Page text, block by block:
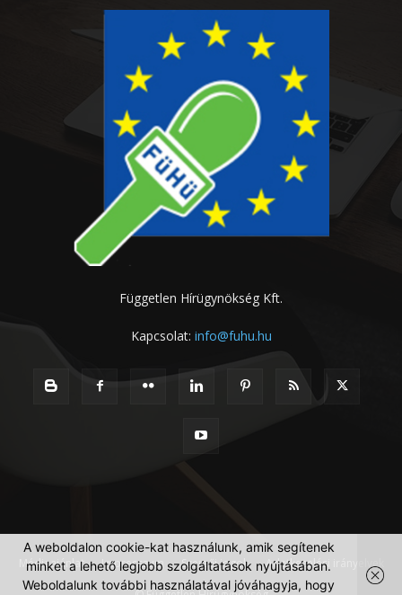
Független Hírügynökség Kft.
Kapcsolat: info@fuhu.hu
Médiaajánlat Impresszum Szerzői jogok Adatkezelési irányelvek
A weboldalon cookie-kat használunk, amik segítenek
minket a lehető legjobb szolgáltatások nyújtásában.
Weboldalunk további használatával jóváhagyja, hogy